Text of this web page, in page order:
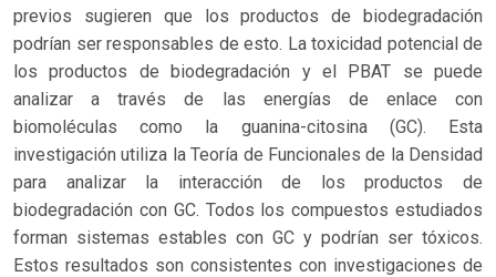
previos sugieren que los productos de biodegradación
podrían ser responsables de esto. La toxicidad potencial de
los productos de biodegradación y el PBAT se puede
analizar a través de las energías de enlace con
biomoléculas como la guanina-citosina (GC). Esta
investigación utiliza la Teoría de Funcionales de la Densidad
para analizar la interacción de los productos de
biodegradación con GC. Todos los compuestos estudiados
forman sistemas estables con GC y podrían ser tóxicos.
Estos resultados son consistentes con investigaciones de